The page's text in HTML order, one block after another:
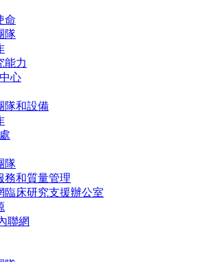
命
隊
能力
心
隊和設備
隊
務和質量管理
臨床研究支援辦公室
聯網